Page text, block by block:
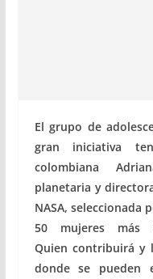
El grupo de
gran iniciativa
colombiana
planetaria y
NASA, seleccionada
50 mujeres más
Quien contribuirá y
donde se pueden